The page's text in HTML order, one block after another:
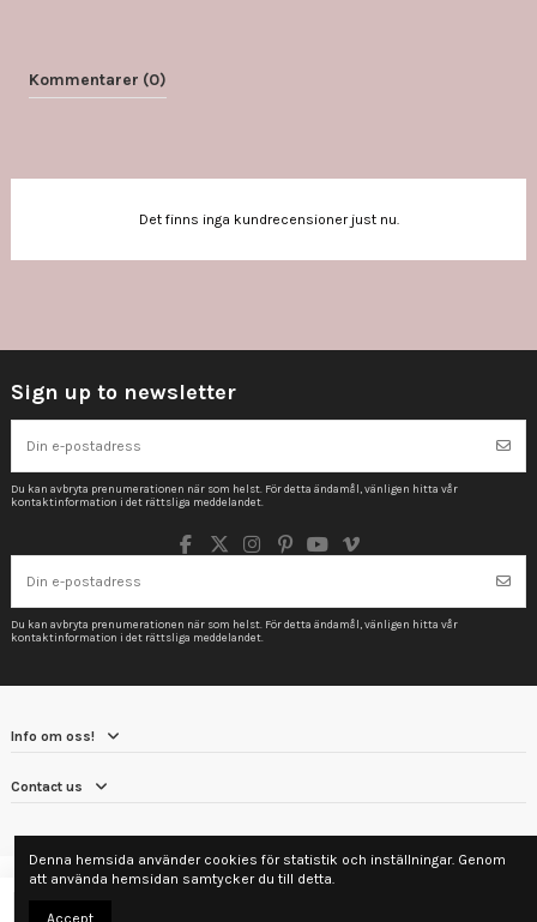
Kommentarer (0)
Det finns inga kundrecensioner just nu.
Sign up to newsletter
Du kan avbryta prenumerationen när som helst. För detta ändamål, vänligen hitta vår
kontaktinformation i det rättsliga meddelandet.
Du kan avbryta prenumerationen när som helst. För detta ändamål, vänligen hitta vår
kontaktinformation i det rättsliga meddelandet.
Info om oss!
Contact us
Denna hemsida använder cookies för statistik och inställningar. Genom
att använda hemsidan samtycker du till detta.
Accept